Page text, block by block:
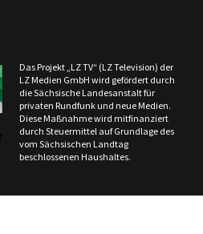
Das Projekt „LZ TV“ (LZ Television) der
LZ Medien GmbH wird gefördert durch
die Sächsische Landesanstalt für
privaten Rundfunk und neue Medien.
Diese Maßnahme wird mitfinanziert
durch Steuermittel auf Grundlage des
vom Sächsischen Landtag
beschlossenen Haushaltes.